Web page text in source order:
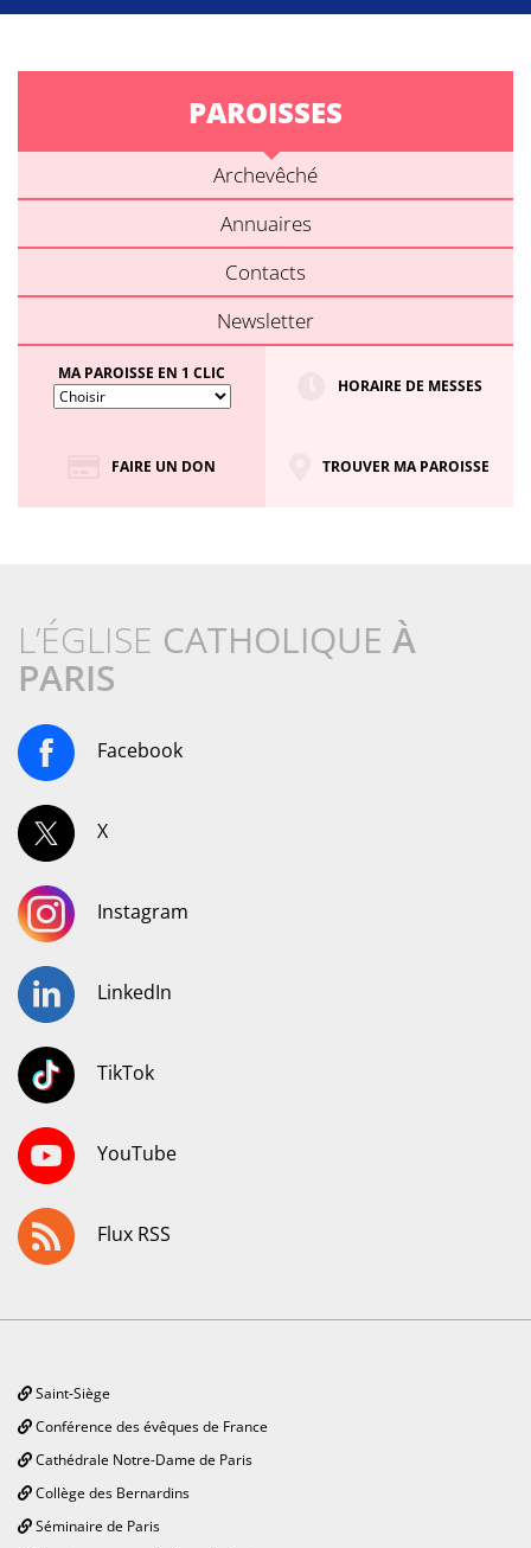
PAROISSES
Archevêché
Annuaires
Contacts
Newsletter
MA PAROISSE EN 1 CLIC
HORAIRE DE MESSES
FAIRE UN DON TROUVER MA PAROISSE
L’ÉGLISE CATHOLIQUE À
PARIS
Facebook
X
Instagram
LinkedIn
TikTok
YouTube
Flux RSS
Saint-Siège
Conférence des évêques de France
Cathédrale Notre-Dame de Paris
Collège des Bernardins
Séminaire de Paris